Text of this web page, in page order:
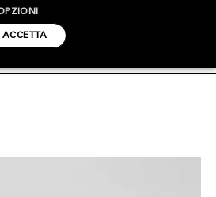
STYLE
LEATHER
ACCETTA